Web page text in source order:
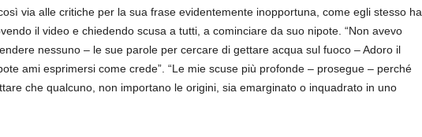
via alle critiche per la sua frase evidentemente inopportuna, come egli stesso ha
il video e chiedendo scusa a tutti, a cominciare da suo nipote. “Non avevo
nessuno – le sue parole per cercare di gettare acqua sul fuoco – Adoro il
ami esprimersi come crede”. “Le mie scuse più profonde – prosegue – perché
che qualcuno, non importano le origini, sia emarginato o inquadrato in uno